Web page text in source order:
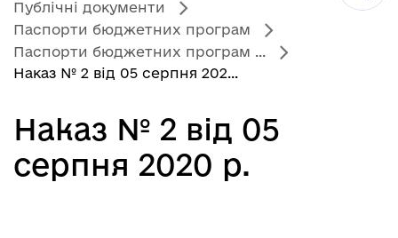
Публічні документи
Паспорти бюджетних програм
Паспорти бюджетних програм ...
Наказ № 2 від 05 серпня 202...
Наказ № 2 від 05
серпня 2020 р.